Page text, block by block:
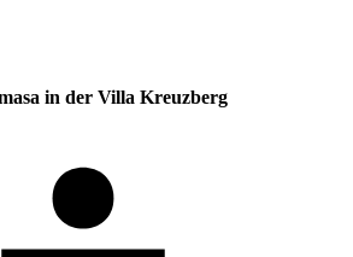
in der Villa Kreuzberg